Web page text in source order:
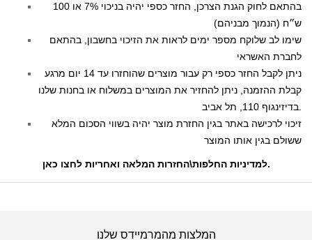
בהתאם לחוק הגנת הצרכן, החזר כספי יהיה בניכוי 7% או 100
ש״ח (הנמוך מבניהם)
שימו לב שלוקח מספר ימים לראות את הזיכוי בחשבון, בהתאם
לחברת האשראי
ניתן לקבל החזר כספי רק עבור מוצרים שהוחזרו עד 14 יום מרגע
קבלת ההזמנה, ניתן להחזיר את המוצרים במשלוח או בחנות שלנו
זיכוי לרכישה באתר בגין החזרת מוצר יהיה בשווי הסכום המלא
ששולם בגין אותו המוצר
למדיניות החלפות\החזרות המלאה ואחריות לחצו כאן.
המלצות מהמרמיידס שלנו